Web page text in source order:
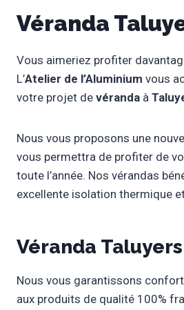
Véranda
Vous aimeriez profiter
L’Atelier de l’Aluminium vous
votre projet de véranda à
Nous vous proposons une
vous permettra de profiter de
toute l’année. Nos vérandas
excellente isolation thermique
Véranda Taluyers
Nous vous garantissons
aux produits de qualité 100%